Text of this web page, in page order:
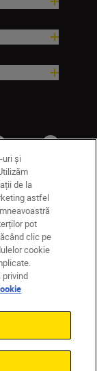
cookie
uri și
de la
astfel
pot
clic pe
cookie
privind